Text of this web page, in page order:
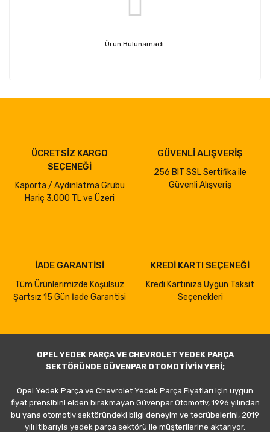
Ürün Bulunamadı.
ÜCRETSİZ KARGO
SEÇENEĞİ
Kaporta / Aydınlatma Grubu
Hariç 3.000 TL ve Üzeri
GÜVENLİ ALIŞVERİŞ
256 BIT SSL Sertifika ile
Güvenli Alışveriş
İADE GARANTİSİ
Tüm Ürünlerimizde Koşulsuz
Şartsız 15 Gün İade Garantisi
KREDİ KARTI SEÇENEĞİ
Kredi Kartınıza Uygun Taksit
Seçenekleri
OPEL YEDEK PARÇA VE CHEVROLET YEDEK PARÇA
SEKTÖRÜNDE GÜVENPAR OTOMOTİV'İN YERİ;
Opel Yedek Parça ve Chevrolet Yedek Parça Fiyatları için uygun
fiyat prensibini elden bırakmayan Güvenpar Otomotiv, 1996 yılından
bu yana otomotiv sektöründeki bilgi deneyim ve tecrübelerini, 2019
yılı itibarıyla yedek parça sektörü ile müşterilerine aktarıyor.